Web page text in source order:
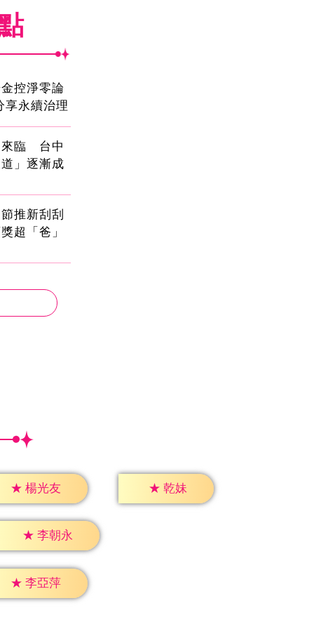
控淨零論
享永續治理
來臨 台中
」逐漸成
推新刮刮
超「爸」
★ 楊光友 ★ 乾妹
★ 李朝永
★ 李亞萍